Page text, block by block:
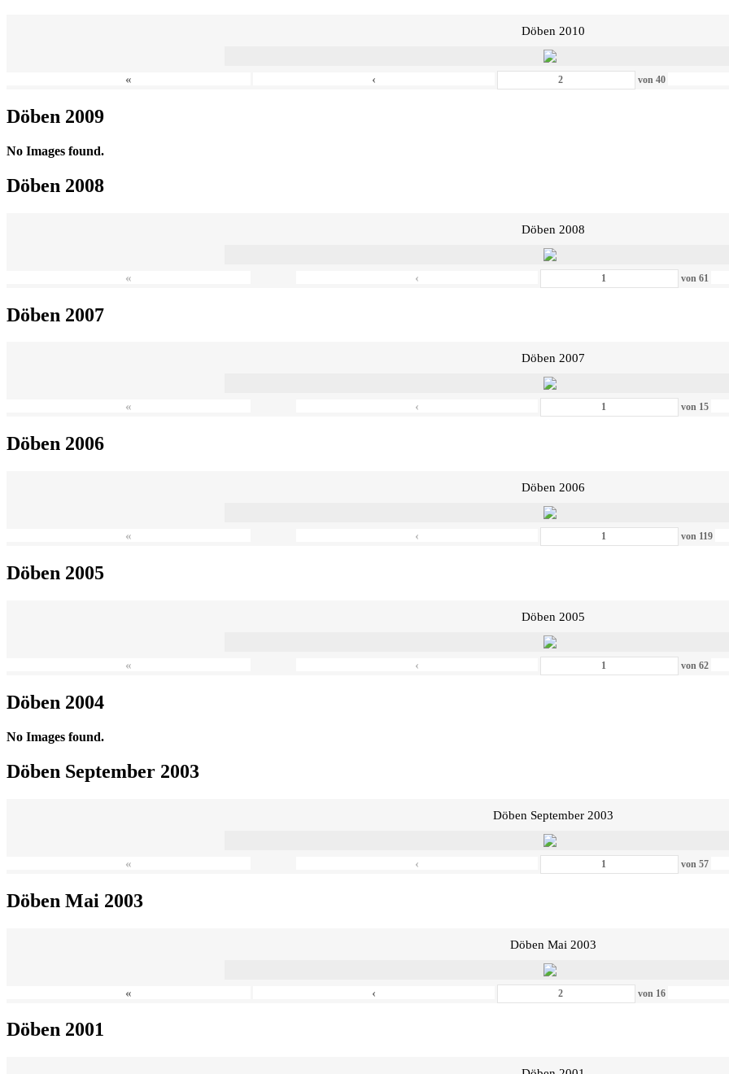
Döben 2010
« ‹ von40
Döben 2009
No Images found.
Döben 2008
Döben 2008
« ‹ von61
Döben 2007
Döben 2007
« ‹ von 15
Döben 2006
Döben 2006
« ‹ von 119
Döben 2005
Döben 2005
« ‹ von62
Döben 2004
No Images found.
Döben September 2003
Döben September 2003
« ‹ von57
Döben Mai 2003
Döben Mai 2003
« ‹ von 16
Döben 2001